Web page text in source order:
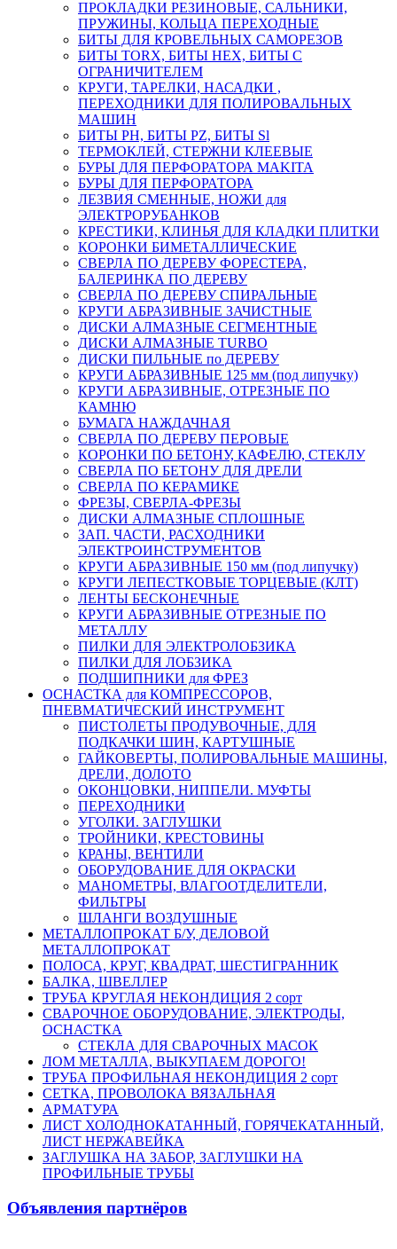
ПРОКЛАДКИ РЕЗИНОВЫЕ, САЛЬНИКИ,
ПРУЖИНЫ, КОЛЬЦА ПЕРЕХОДНЫЕ
БИТЫ ДЛЯ КРОВЕЛЬНЫХ САМОРЕЗОВ
БИТЫ TORX, БИТЫ НЕХ, БИТЫ С
ОГРАНИЧИТЕЛЕМ
КРУГИ, ТАРЕЛКИ, НАСАДКИ ,
ПЕРЕХОДНИКИ ДЛЯ ПОЛИРОВАЛЬНЫХ
МАШИН
БИТЫ PH, БИТЫ PZ, БИТЫ Sl
ТЕРМОКЛЕЙ, СТЕРЖНИ КЛЕЕВЫЕ
БУРЫ ДЛЯ ПЕРФОРАТОРА MAKITA
БУРЫ ДЛЯ ПЕРФОРАТОРА
ЛЕЗВИЯ СМЕННЫЕ, НОЖИ для
ЭЛЕКТРОРУБАНКОВ
КРЕСТИКИ, КЛИНЬЯ ДЛЯ КЛАДКИ ПЛИТКИ
КОРОНКИ БИМЕТАЛЛИЧЕСКИЕ
СВЕРЛА ПО ДЕРЕВУ ФОРЕСТЕРА,
БАЛЕРИНКА ПО ДЕРЕВУ
СВЕРЛА ПО ДЕРЕВУ СПИРАЛЬНЫЕ
КРУГИ АБРАЗИВНЫЕ ЗАЧИСТНЫЕ
ДИСКИ АЛМАЗНЫЕ СЕГМЕНТНЫЕ
ДИСКИ АЛМАЗНЫЕ TURBO
ДИСКИ ПИЛЬНЫЕ по ДЕРЕВУ
КРУГИ АБРАЗИВНЫЕ 125 мм (под липучку)
КРУГИ АБРАЗИВНЫЕ, ОТРЕЗНЫЕ ПО
КАМНЮ
БУМАГА НАЖДАЧНАЯ
СВЕРЛА ПО ДЕРЕВУ ПЕРОВЫЕ
КОРОНКИ ПО БЕТОНУ, КАФЕЛЮ, СТЕКЛУ
СВЕРЛА ПО БЕТОНУ ДЛЯ ДРЕЛИ
СВЕРЛА ПО КЕРАМИКЕ
ФРЕЗЫ, СВЕРЛА-ФРЕЗЫ
ДИСКИ АЛМАЗНЫЕ СПЛОШНЫЕ
ЗАП. ЧАСТИ, РАСХОДНИКИ
ЭЛЕКТРОИНСТРУМЕНТОВ
КРУГИ АБРАЗИВНЫЕ 150 мм (под липучку)
КРУГИ ЛЕПЕСТКОВЫЕ ТОРЦЕВЫЕ (КЛТ)
ЛЕНТЫ БЕСКОНЕЧНЫЕ
КРУГИ АБРАЗИВНЫЕ ОТРЕЗНЫЕ ПО
МЕТАЛЛУ
ПИЛКИ ДЛЯ ЭЛЕКТРОЛОБЗИКА
ПИЛКИ ДЛЯ ЛОБЗИКА
ПОДШИПНИКИ для ФРЕЗ
ОСНАСТКА для КОМПРЕССОРОВ,
ПНЕВМАТИЧЕСКИЙ ИНСТРУМЕНТ
ПИСТОЛЕТЫ ПРОДУВОЧНЫЕ, ДЛЯ
ПОДКАЧКИ ШИН, КАРТУШНЫЕ
ГАЙКОВЕРТЫ, ПОЛИРОВАЛЬНЫЕ МАШИНЫ,
ДРЕЛИ, ДОЛОТО
ОКОНЦОВКИ, НИППЕЛИ. МУФТЫ
ПЕРЕХОДНИКИ
УГОЛКИ. ЗАГЛУШКИ
ТРОЙНИКИ, КРЕСТОВИНЫ
КРАНЫ, ВЕНТИЛИ
ОБОРУДОВАНИЕ ДЛЯ ОКРАСКИ
МАНОМЕТРЫ, ВЛАГООТДЕЛИТЕЛИ,
ФИЛЬТРЫ
ШЛАНГИ ВОЗДУШНЫЕ
МЕТАЛЛОПРОКАТ Б/У, ДЕЛОВОЙ
МЕТАЛЛОПРОКАТ
ПОЛОСА, КРУГ, КВАДРАТ, ШЕСТИГРАННИК
БАЛКА, ШВЕЛЛЕР
ТРУБА КРУГЛАЯ НЕКОНДИЦИЯ 2 сорт
СВАРОЧНОЕ ОБОРУДОВАНИЕ, ЭЛЕКТРОДЫ,
ОСНАСТКА
СТЕКЛА ДЛЯ СВАРОЧНЫХ МАСОК
ЛОМ МЕТАЛЛА, ВЫКУПАЕМ ДОРОГО!
ТРУБА ПРОФИЛЬНАЯ НЕКОНДИЦИЯ 2 сорт
СЕТКА, ПРОВОЛОКА ВЯЗАЛЬНАЯ
АРМАТУРА
ЛИСТ ХОЛОДНОКАТАННЫЙ, ГОРЯЧЕКАТАННЫЙ,
ЛИСТ НЕРЖАВЕЙКА
ЗАГЛУШКА НА ЗАБОР, ЗАГЛУШКИ НА
ПРОФИЛЬНЫЕ ТРУБЫ
Объявления партнёров